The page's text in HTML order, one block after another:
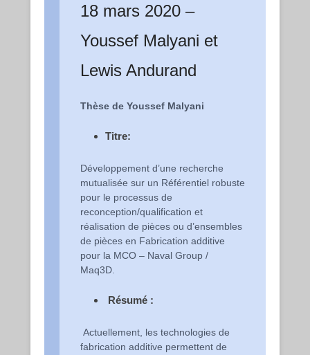
18 mars 2020 –
Youssef Malyani et
Lewis Andurand
Thèse de Youssef Malyani
Titre:
Développement d’une recherche
mutualisée sur un Référentiel robuste
pour le processus de
reconception/qualification et
réalisation de pièces ou d’ensembles
de pièces en Fabrication additive
pour la MCO – Naval Group /
Maq3D.
Résumé :
Actuellement, les technologies de
fabrication additive permettent de